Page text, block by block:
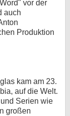
vor der
auch
Produktion
kam am 23.
auf die Welt.
Serien wie
großen